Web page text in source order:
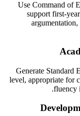
Use Command of
support first-
argumentation,
Generate Standard
level, appropriate for
fluency